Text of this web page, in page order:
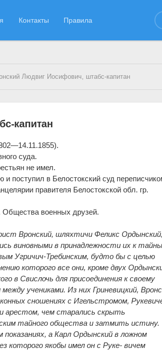
Контакты Правила
Людвиг Иосифович, штабс-капитан
капитан
суда.
не имел.
и поступил в Белостокский суд
правителя Белостокской обл. гр.
Общества военных друзей.
Вронский, шляхтичи Феликс Ордынский,
виновными в принадлежности их к
Угричич-Требинским, будто бы с целью
которого все они, кроме двух
в Свислочь для присоединения к своему
учениками. Из них Гриневицкий,
сношениях с Игельстромом,
арестом, чем старались скрыть
тайного общества и затмить истину.
показаниях, а Карл Ордынский в ложном
которого якобы имел он с Руке- вичем